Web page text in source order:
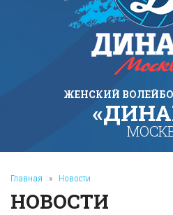
ЖЕНСКИЙ
Главная » Новости
НОВОСТИ